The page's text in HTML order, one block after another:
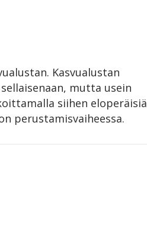
Kasvualustan
mutta usein
siihen eloperäisiä
perustamisvaiheessa.